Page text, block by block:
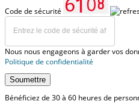
Code de sécurité
Nous nous engageons à garder vos
Politique de confidentialité
Soumettre
Bénéficiez de 30 à 60 heures de